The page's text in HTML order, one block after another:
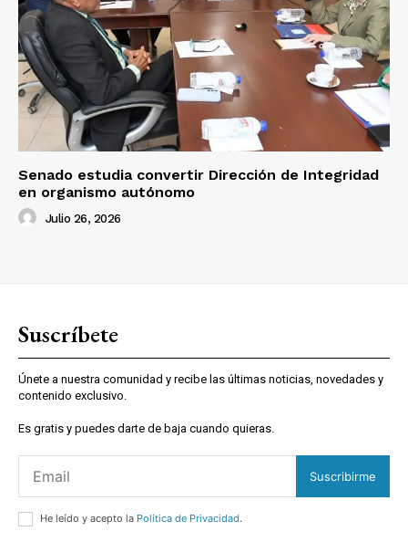
Senado estudia convertir Dirección de Integridad
en organismo autónomo
Julio 26, 2026
Suscríbete
Únete a nuestra comunidad y recibe las últimas noticias, novedades y
contenido exclusivo.
Es gratis y puedes darte de baja cuando quieras.
Suscribirme
He leído y acepto la Política de Privacidad.